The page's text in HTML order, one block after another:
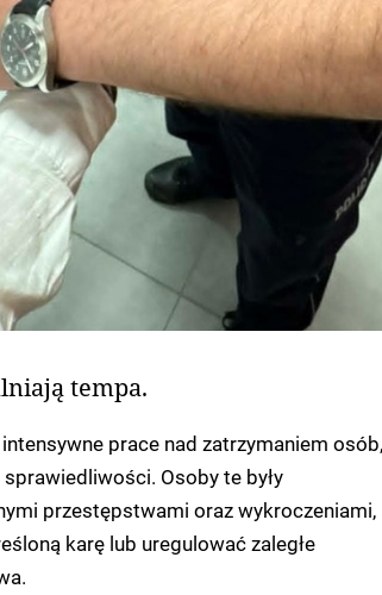
tempa.
prace nad zatrzymaniem osób,
Osoby te były
przestępstwami oraz wykroczeniami,
karę lub uregulować zaległe